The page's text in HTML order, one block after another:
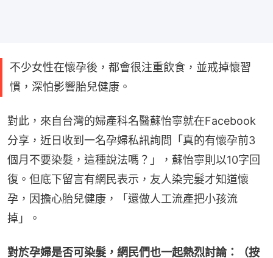
不少女性在懷孕後，都會很注重飲食，並戒掉懷習
慣，深怕影響胎兒健康。
對此，來自台灣的婦產科名醫蘇怡寧就在Facebook
分享，近日收到一名孕婦私訊詢問「真的有懷孕前3
個月不要染髮，這種說法嗎？」，蘇怡寧則以10字回
復。但底下留言有網民表示，友人染完髮才知道懷
孕，因擔心胎兒健康，「還做人工流產把小孩流
掉」。
對於孕婦是否可染髮，網民們也一起熱烈討論：（按